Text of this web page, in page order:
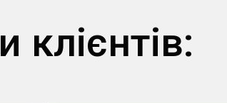
клієнтів: